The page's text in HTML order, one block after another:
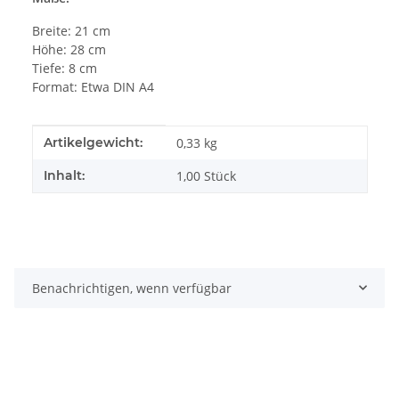
Breite: 21 cm
Höhe: 28 cm
Tiefe: 8 cm
Format: Etwa DIN A4
Produkteigenschaft
Wert
Artikelgewicht: 0,33 kg
Inhalt: 1,00 Stück
Benachrichtigen, wenn verfügbar